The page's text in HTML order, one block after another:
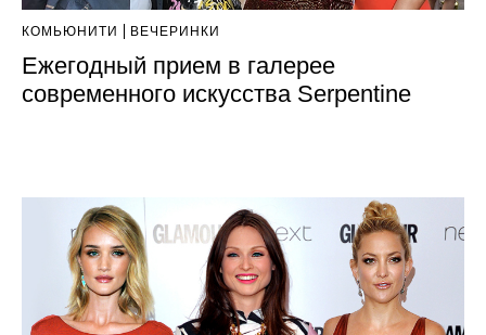
КОМЬЮНИТИ ВЕЧЕРИНКИ
Ежегодный прием в галерее
современного искусства Serpentine